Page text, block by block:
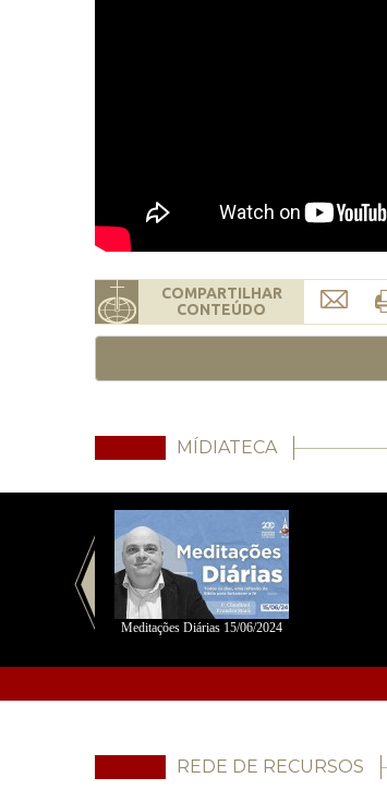
COMPARTILHAR
CONTEÚDO
MÍDIATECA
Meditações Diárias 15/06/2024
REDE DE RECURSOS